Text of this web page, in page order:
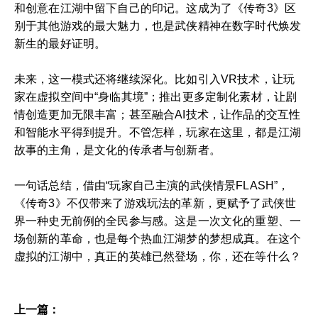
和创意在江湖中留下自己的印记。这成为了《传奇3》区
别于其他游戏的最大魅力，也是武侠精神在数字时代焕发
新生的最好证明。
未来，这一模式还将继续深化。比如引入VR技术，让玩
家在虚拟空间中“身临其境”；推出更多定制化素材，让剧
情创造更加无限丰富；甚至融合AI技术，让作品的交互性
和智能水平得到提升。不管怎样，玩家在这里，都是江湖
故事的主角，是文化的传承者与创新者。
一句话总结，借由“玩家自己主演的武侠情景FLASH”，
《传奇3》不仅带来了游戏玩法的革新，更赋予了武侠世
界一种史无前例的全民参与感。这是一次文化的重塑、一
场创新的革命，也是每个热血江湖梦的梦想成真。在这个
虚拟的江湖中，真正的英雄已然登场，你，还在等什么？
上一篇：